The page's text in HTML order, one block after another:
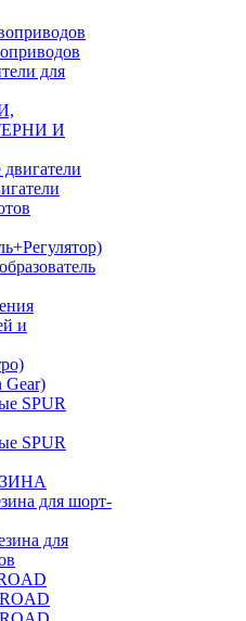
для
И
и
Gear)
SPUR
SPUR
для шорт-
для